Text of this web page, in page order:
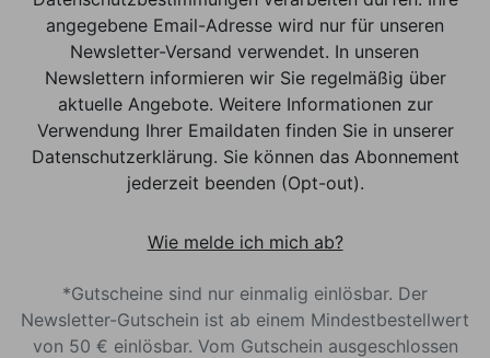
angegebene Email-Adresse wird nur für unseren
Newsletter-Versand verwendet. In unseren
Newslettern informieren wir Sie regelmäßig über
aktuelle Angebote. Weitere Informationen zur
Verwendung Ihrer Emaildaten finden Sie in unserer
Datenschutzerklärung. Sie können das Abonnement
jederzeit beenden (Opt-out).
Wie melde ich mich ab?
*Gutscheine sind nur einmalig einlösbar. Der
Newsletter-Gutschein ist ab einem Mindestbestellwert
von 50 € einlösbar. Vom Gutschein ausgeschlossen